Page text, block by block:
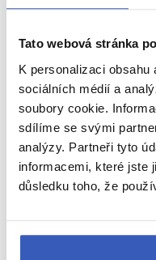
Tato webová stránka
K personalizaci
sociálních médií a
soubory cookie.
sdílíme se svými
analýzy. Partneři tyto
informacemi, které jste
důsledku toho, že
Nepropásněte
Oblíbená místa
Bavorsko
Berlín
Bodamské jezero